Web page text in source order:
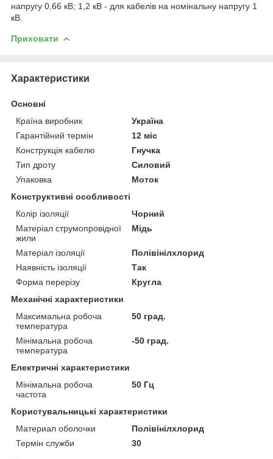
напругу 0,66 кВ; 1,2 кВ - для кабелів на номінальну напругу 1
кВ.
Приховати
Характеристики
Основні
Країна виробник
Україна
Гарантійний термін
12 міс
Конструкція кабелю
Гнучка
Тип дроту
Силовий
Упаковка
Моток
Конструктивні особливості
Колір ізоляції
Чорний
Матеріал струмопровідної
жили
Мідь
Матеріал ізоляції
Полівінілхлорид
Наявність ізоляції
Так
Форма перерізу
Кругла
Механічні характеристики
Максимальна робоча
температура
50 град.
Мінімальна робоча
температура
-50 град.
Електричні характеристики
Мінімальна робоча
частота
50 Гц
Користувальницькі характеристики
Материал оболочки
Полівінілхлорид
Термін служби
30